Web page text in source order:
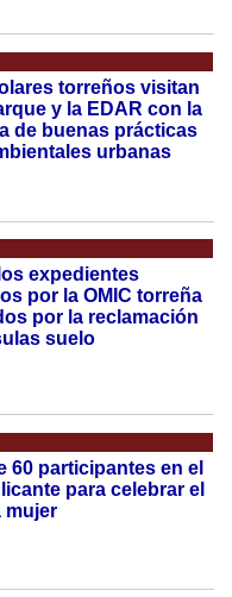
torreños visitan
y la EDAR con la
de buenas prácticas
urbanas
expedientes
por la OMIC torreña
por la reclamación
suelo
60 participantes en el
para celebrar el
mujer